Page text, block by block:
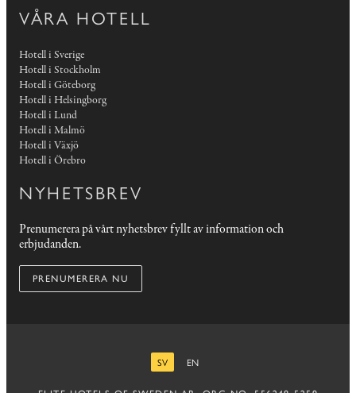
VÅRA HOTELL
Hotell i Sverige
Hotell i Stockholm
Hotell i Göteborg
Hotell i Helsingborg
Hotell i Lund
Hotell i Malmö
Hotell i Växjö
Hotell i Örebro
NYHETSBREV
Prenumerera på vårt nyhetsbrev fyllt av information och
erbjudanden.
PRENUMERERA NU
SV
EN